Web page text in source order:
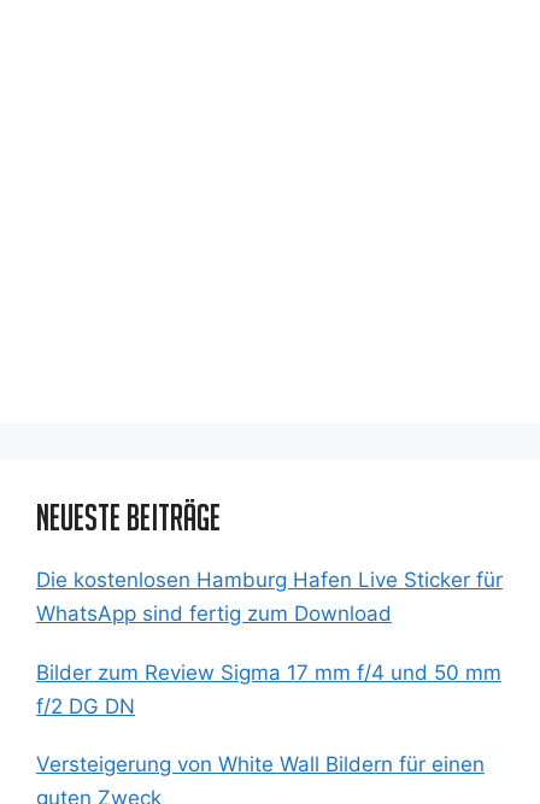
Neueste Beiträge
Die kostenlosen Hamburg Hafen Live Sticker für
WhatsApp sind fertig zum Download
Bilder zum Review Sigma 17 mm f/4 und 50 mm
f/2 DG DN
Versteigerung von White Wall Bildern für einen
guten Zweck